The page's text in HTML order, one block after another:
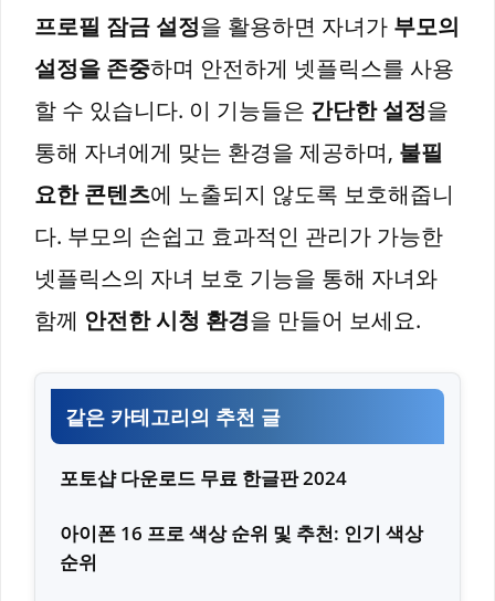
프로필 잠금 설정을 활용하면 자녀가 부모의
설정을 존중하며 안전하게 넷플릭스를 사용
할 수 있습니다. 이 기능들은 간단한 설정을
통해 자녀에게 맞는 환경을 제공하며, 불필
요한 콘텐츠에 노출되지 않도록 보호해줍니
다. 부모의 손쉽고 효과적인 관리가 가능한
넷플릭스의 자녀 보호 기능을 통해 자녀와
함께 안전한 시청 환경을 만들어 보세요.
같은 카테고리의 추천 글
포토샵 다운로드 무료 한글판 2024
아이폰 16 프로 색상 순위 및 추천: 인기 색상
순위